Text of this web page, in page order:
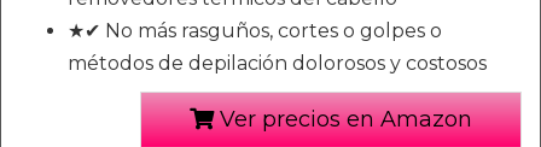
★✔ No más rasguños, cortes o golpes o
métodos de depilación dolorosos y costosos
Ver precios en Amazon